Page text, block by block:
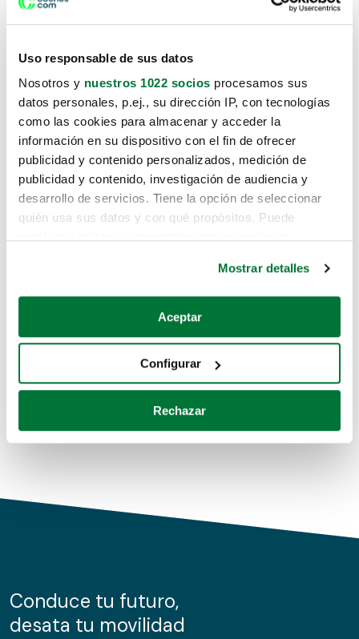
Uso responsable de sus datos
Nosotros y nuestros 1022 socios procesamos sus
datos personales, p.ej., su dirección IP, con tecnologías
como las cookies para almacenar y acceder la
información en su dispositivo con el fin de ofrecer
publicidad y contenido personalizados, medición de
publicidad y contenido, investigación de audiencia y
desarrollo de servicios. Tiene la opción de seleccionar
quién usa sus datos y con qué propósitos. Puede
Si lo permite, también quisiéramos:
Recopilar información sobre su ubicación geográfica
Identificar su dispositivo analizándolo activamente
para buscar características específicas (huellas
Obtenga más información sobre cómo se procesan sus
de cookies.
información sobre el uso que haga del sitio web con
nuestros partners de redes sociales, publicidad y análisis
Mostrar detalles
Aceptar
Configurar
Rechazar
Lo sentimos, no sabemos como
te hemos traido hasta aquí.
Pero puedes encontrar el coche que estás
buscando en alguno de estos enlaces:
Coches de segunda mano
Coches de km0
Conduce tu futuro,
desata tu movilidad